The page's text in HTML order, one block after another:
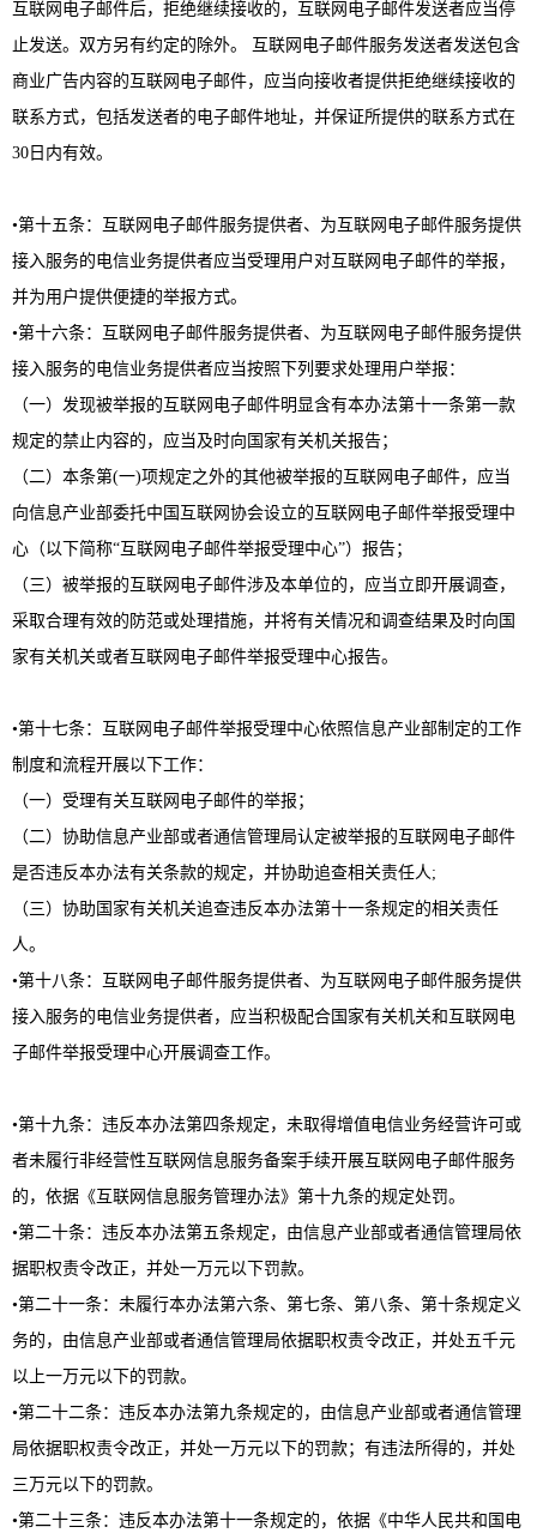
互联网电子邮件后，拒绝继续接收的，互联网电子邮件发送者应当停
止发送。双方另有约定的除外。 互联网电子邮件服务发送者发送包含
商业广告内容的互联网电子邮件，应当向接收者提供拒绝继续接收的
联系方式，包括发送者的电子邮件地址，并保证所提供的联系方式在
30日内有效。
•第十五条：互联网电子邮件服务提供者、为互联网电子邮件服务提供
接入服务的电信业务提供者应当受理用户对互联网电子邮件的举报，
并为用户提供便捷的举报方式。
•第十六条：互联网电子邮件服务提供者、为互联网电子邮件服务提供
接入服务的电信业务提供者应当按照下列要求处理用户举报：
（一）发现被举报的互联网电子邮件明显含有本办法第十一条第一款
规定的禁止内容的，应当及时向国家有关机关报告；
（二）本条第(一)项规定之外的其他被举报的互联网电子邮件，应当
向信息产业部委托中国互联网协会设立的互联网电子邮件举报受理中
心（以下简称“互联网电子邮件举报受理中心”）报告；
（三）被举报的互联网电子邮件涉及本单位的，应当立即开展调查，
采取合理有效的防范或处理措施，并将有关情况和调查结果及时向国
家有关机关或者互联网电子邮件举报受理中心报告。
•第十七条：互联网电子邮件举报受理中心依照信息产业部制定的工作
制度和流程开展以下工作：
（一）受理有关互联网电子邮件的举报；
（二）协助信息产业部或者通信管理局认定被举报的互联网电子邮件
是否违反本办法有关条款的规定，并协助追查相关责任人;
（三）协助国家有关机关追查违反本办法第十一条规定的相关责任
人。
•第十八条：互联网电子邮件服务提供者、为互联网电子邮件服务提供
接入服务的电信业务提供者，应当积极配合国家有关机关和互联网电
子邮件举报受理中心开展调查工作。
•第十九条：违反本办法第四条规定，未取得增值电信业务经营许可或
者未履行非经营性互联网信息服务备案手续开展互联网电子邮件服务
的，依据《互联网信息服务管理办法》第十九条的规定处罚。
•第二十条：违反本办法第五条规定，由信息产业部或者通信管理局依
据职权责令改正，并处一万元以下罚款。
•第二十一条：未履行本办法第六条、第七条、第八条、第十条规定义
务的，由信息产业部或者通信管理局依据职权责令改正，并处五千元
以上一万元以下的罚款。
•第二十二条：违反本办法第九条规定的，由信息产业部或者通信管理
局依据职权责令改正，并处一万元以下的罚款；有违法所得的，并处
三万元以下的罚款。
•第二十三条：违反本办法第十一条规定的，依据《中华人民共和国电